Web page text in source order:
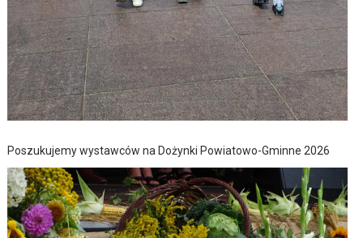
Poszukujemy wystawców na Dożynki Powiatowo-Gminne 2026